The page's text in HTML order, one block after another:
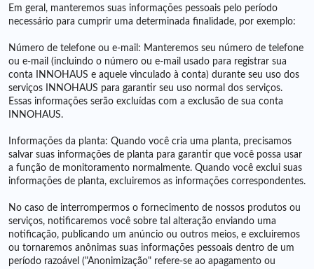
Em geral, manteremos suas informações pessoais pelo período
necessário para cumprir uma determinada finalidade, por exemplo:
Número de telefone ou e-mail: Manteremos seu número de telefone
ou e-mail (incluindo o número ou e-mail usado para registrar sua
conta INNOHAUS e aquele vinculado à conta) durante seu uso dos
serviços INNOHAUS para garantir seu uso normal dos serviços.
Essas informações serão excluídas com a exclusão de sua conta
INNOHAUS.
Informações da planta: Quando você cria uma planta, precisamos
salvar suas informações de planta para garantir que você possa usar
a função de monitoramento normalmente. Quando você exclui suas
informações de planta, excluiremos as informações correspondentes.
No caso de interrompermos o fornecimento de nossos produtos ou
serviços, notificaremos você sobre tal alteração enviando uma
notificação, publicando um anúncio ou outros meios, e excluiremos
ou tornaremos anônimas suas informações pessoais dentro de um
período razoável ("Anonimização" refere-se ao apagamento ou